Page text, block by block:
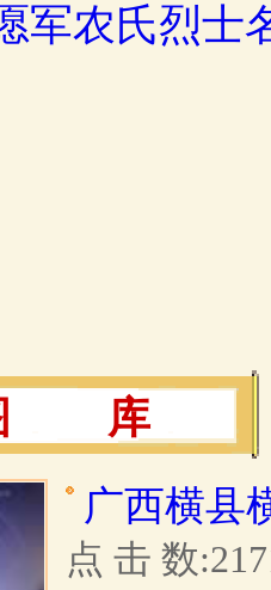
军农氏烈士
库
广西横县
点 击 数